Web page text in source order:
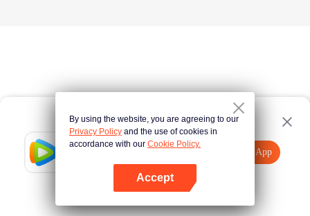
Tencent Video
打开App
点击此处
By using the website, you are agreeing to our
Privacy Policy and the use of cookies in
accordance with our Cookie Policy.
Accept